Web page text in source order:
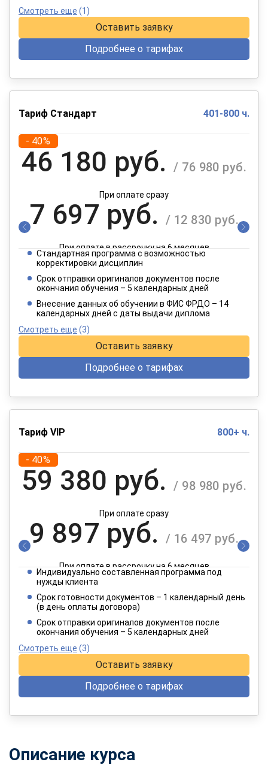
Смотреть еще (1)
Оставить заявку
Подробнее о тарифах
Тариф Стандарт 401-800 ч.
- 40%
46 180 руб. / 76 980 руб.
При оплате сразу
7 697 руб. / 12 830 руб.
При оплате в рассрочку на 6 месяцев
3 849 руб.
При оплате в рассрочку на 12 месяцев
Стандартная программа с возможностью
корректировки дисциплин
Срок отправки оригиналов документов после
окончания обучения – 5 календарных дней
Внесение данных об обучении в ФИС ФРДО – 14
календарных дней с даты выдачи диплома
Смотреть еще (3)
Оставить заявку
Подробнее о тарифах
Тариф VIP 800+ ч.
- 40%
59 380 руб. / 98 980 руб.
При оплате сразу
9 897 руб. / 16 497 руб.
При оплате в рассрочку на 6 месяцев
4 949 руб. / 8 249 руб.
При оплате в рассрочку на 12 месяцев
Индивидуально составленная программа под
нужды клиента
Срок готовности документов – 1 календарный день
(в день оплаты договора)
Срок отправки оригиналов документов после
окончания обучения – 5 календарных дней
Смотреть еще (3)
Оставить заявку
Подробнее о тарифах
Описание курса